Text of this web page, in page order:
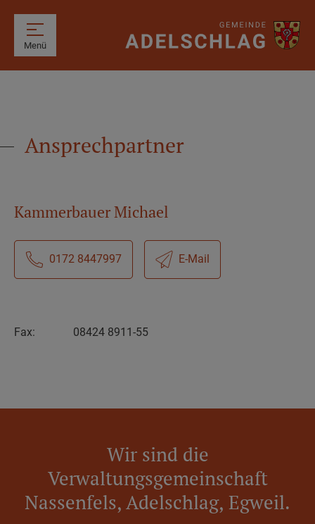
Menü
Ansprechpartner
Kammerbauer Michael
0172 8447997 E-Mail
Fax: 08424 8911-55
Wir sind die
Verwaltungsgemeinschaft
Nassenfels, Adelschlag, Egweil.